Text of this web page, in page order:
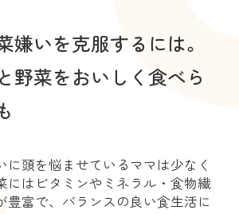
嫌いを克服するには。
野菜をおいしく食べら
に頭を悩ませているママは少なく
にはビタミンやミネラル・食物繊
豊富で、バランスの良い食生活に